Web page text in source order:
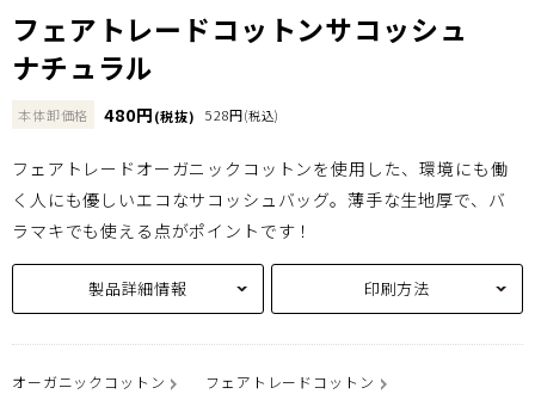
フェアトレードコットンサコッシュ
ナチュラル
本体卸価格 480円(税抜) 528円(税込)
フェアトレードオーガニックコットンを使用した、環境にも働
く人にも優しいエコなサコッシュバッグ。薄手な生地厚で、バ
ラマキでも使える点がポイントです！
製品詳細情報 印刷方法
オーガニックコットン
フェアトレードコットン